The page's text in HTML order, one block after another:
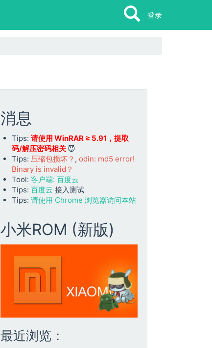
登录
Search
Search
消息
Tips: 请使用 WinRAR ≥ 5.91，提取
码/解压密码相关 😈
Tips: 压缩包损坏？ , odin: md5 error!
Binary is invalid？
Tool: 客户端: 百度云
Tips: 百度云 接入测试
Tips: 请使用 Chrome 浏览器访问本站
小米ROM (新版)
最近浏览：